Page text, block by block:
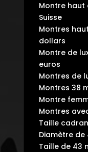
Montre haut
Suisse
Montres
dollars
Montre de
euros
Montres de
Montres 38
Montre
Montres
Taille
Diamètre de
Taille de 43